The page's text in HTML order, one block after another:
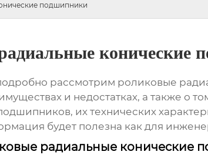
подшипники
конические
рассмотрим роликовые
и недостатках, а также о
их технических
будет полезна как для
радиальные конические